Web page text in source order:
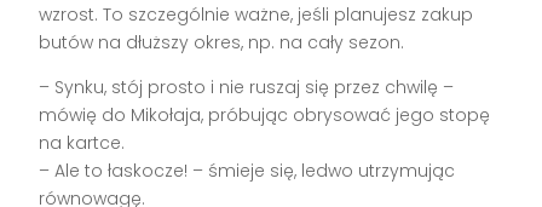
wzrost. To szczególnie ważne, jeśli planujesz zakup
butów na dłuższy okres, np. na cały sezon.
– Synku, stój prosto i nie ruszaj się przez chwilę –
mówię do Mikołaja, próbując obrysować jego stopę
na kartce.
– Ale to łaskocze! – śmieje się, ledwo utrzymując
równowagę.